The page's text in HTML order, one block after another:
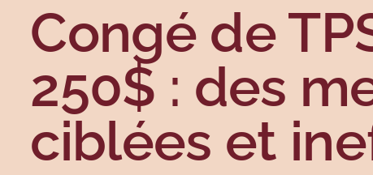
Congé de
250$ : des
ciblées et